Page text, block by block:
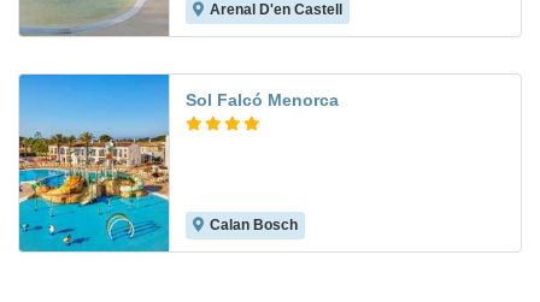
Arenal D'en Castell
Sol Falcó Menorca
Calan Bosch